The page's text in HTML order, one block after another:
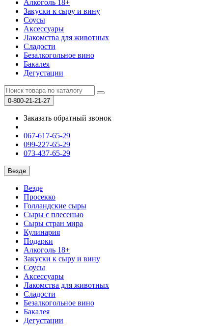
Алкоголь 18+
Закуски к сыру и вину
Соусы
Аксессуары
Лакомства для животных
Сладости
Безалкогольное вино
Бакалея
Дегустации
0-800-21-21-27
Заказать обратный звонок
067-617-65-29
099-227-65-29
073-437-65-29
Везде
Везде
Просекко
Голландские сыры
Сыры с плесенью
Сыры стран мира
Кулинария
Подарки
Алкоголь 18+
Закуски к сыру и вину
Соусы
Аксессуары
Лакомства для животных
Сладости
Безалкогольное вино
Бакалея
Дегустации